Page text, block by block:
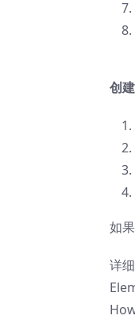
创
如
详